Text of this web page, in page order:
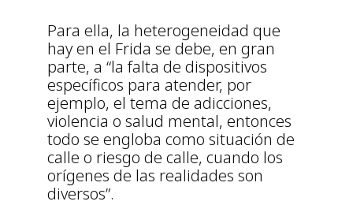
Para ella, la heterogeneidad que
hay en el Frida se debe, en gran
parte, a “la falta de dispositivos
específicos para atender, por
ejemplo, el tema de adicciones,
violencia o salud mental, entonces
todo se engloba como situación de
calle o riesgo de calle, cuando los
orígenes de las realidades son
diversos”.